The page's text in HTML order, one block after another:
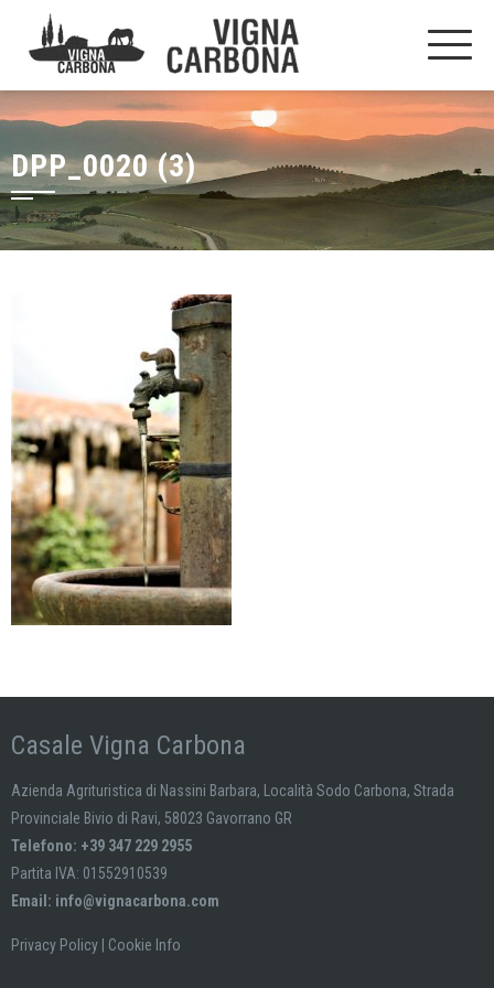
DPP_0020 (3)
Casale Vigna Carbona
Azienda Agrituristica di Nassini Barbara, Località Sodo Carbona, Strada
Provinciale Bivio di Ravi, 58023 Gavorrano GR
Telefono: +39 347 229 2955
Partita IVA: 01552910539
Email: info@vignacarbona.com
Privacy Policy Cookie Info